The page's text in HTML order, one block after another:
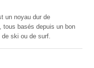
un noyau dur de
tous basés depuis un bon
ski ou de surf.